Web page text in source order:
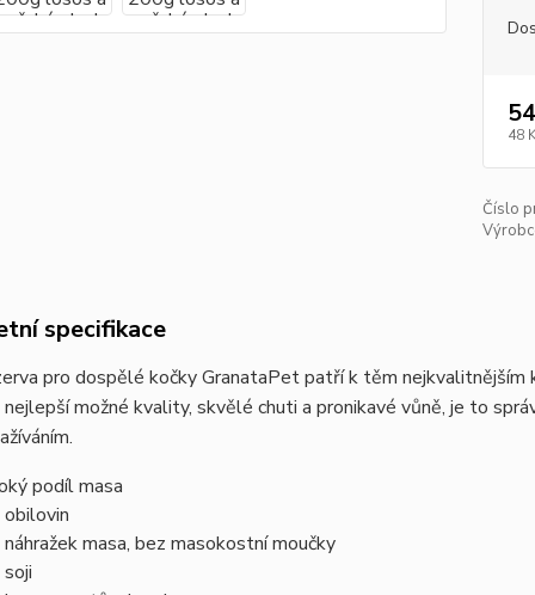
48
Číslo
specifikace
pro dospělé kočky GranataPet patří k těm
možné kvality, skvělé chuti a pronikavé vůně, je to
podíl masa
masa, bez masokostní moučky